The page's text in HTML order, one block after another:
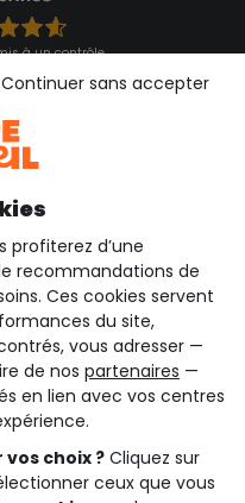
à un contrôle
CGU
profiterez d’une
recommandations de
Ces cookies servent
du site,
vous adresser —
de nos partenaires —
en lien avec vos centres
choix ? Cliquez sur
ceux que vous
Continuer sans accepter